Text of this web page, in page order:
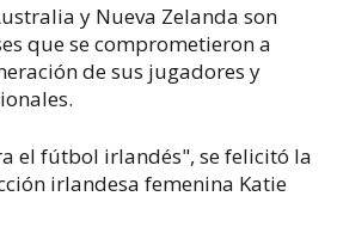
y Nueva Zelanda son
que se comprometieron a
de sus jugadores y
el fútbol irlandés", se felicitó la
irlandesa femenina Katie